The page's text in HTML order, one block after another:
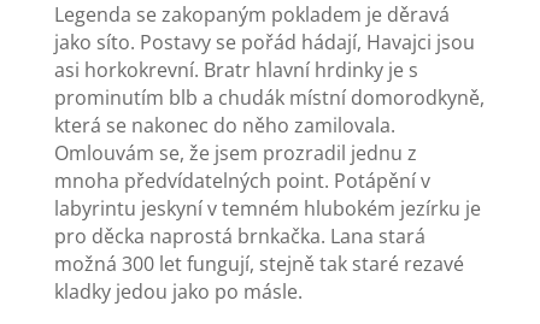
Legenda se zakopaným pokladem je děravá
jako síto. Postavy se pořád hádají, Havajci jsou
asi horkokrevní. Bratr hlavní hrdinky je s
prominutím blb a chudák místní domorodkyně,
která se nakonec do něho zamilovala.
Omlouvám se, že jsem prozradil jednu z
mnoha předvídatelných point. Potápění v
labyrintu jeskyní v temném hlubokém jezírku je
pro děcka naprostá brnkačka. Lana stará
možná 300 let fungují, stejně tak staré rezavé
kladky jedou jako po másle.